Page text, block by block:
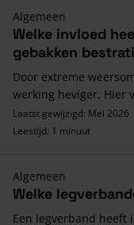
Algemeen
Welke invloed
gebakken
Door extreme
werking heviger. Hier
Laatst gewijzigd: Mei 2026
Leestijd: 1 minuut
Algemeen
Welke
Een legverband heeft